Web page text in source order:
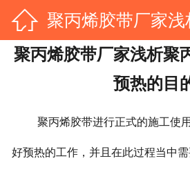
 聚丙烯胶带厂家浅
丙烯胶带施工前预
聚丙烯胶带厂家浅析聚
预热的目
聚丙烯胶带进行正式的施工使
好预热的工作，并且在此过程当中